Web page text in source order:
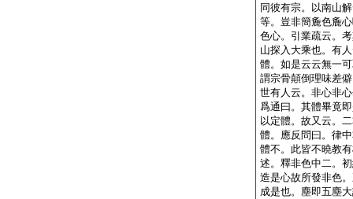
同彼有宗。以南山
等。豈非簡麁色麁
色心。引業疏云。
山探入大乘也。有
體。如是云云無一
謂宗骨顛倒理味差
世有人云。非心非
爲通曰。其體畢竟
以定體。故又云。
體。應反問曰。律
體不。此皆不曉教
述。釋非色中二。
造是心故所發非色
成是也。塵即五塵